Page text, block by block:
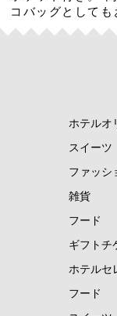
スナック・おつ
ご当地調味料
ココガーデンオリ
NEUTRALWORKS.
コバッグとして
ホテルオ
スイーツ
ファッシ
雑貨
フード
ギフトチ
ホテルセ
フード